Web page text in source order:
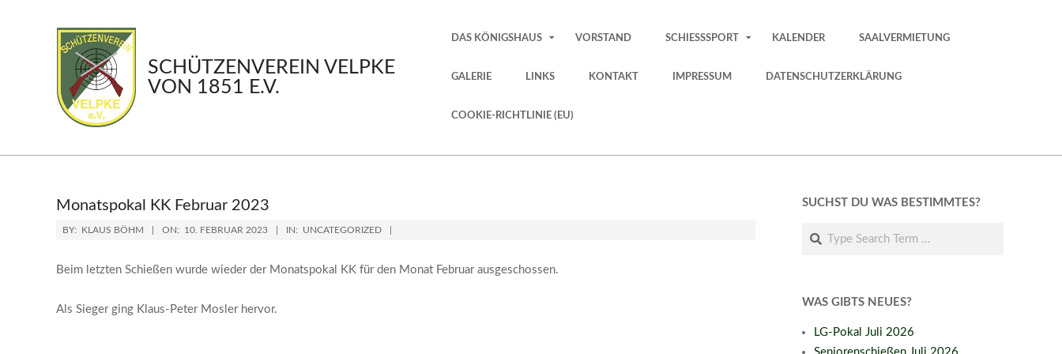
SCHÜTZENVEREIN VELPKE
VON 1851 E.V.
DAS KÖNIGSHAUS VORSTAND SCHIESSSPORT KALENDER SAALVERMIETUNG
GALERIE LINKS KONTAKT IMPRESSUM DATENSCHUTZERKLÄRUNG
COOKIE-RICHTLINIE (EU)
Monatspokal KK Februar 2023
BY: KLAUS BÖHM ON: 10. FEBRUAR 2023 IN: UNCATEGORIZED
Beim letzten Schießen wurde wieder der Monatspokal KK für den Monat Februar ausgeschossen.
Als Sieger ging Klaus-Peter Mosler hervor.
SUCHST DU WAS BESTIMMTES?
Search
WAS GIBTS NEUES?
LG-Pokal Juli 2026